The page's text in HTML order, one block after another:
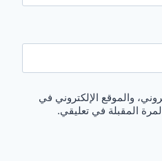
والموقع الإلكتروني في
المقبلة في تعليقي.